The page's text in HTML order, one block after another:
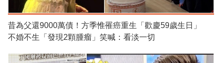
昔為父還9000萬債！方季惟罹癌重生「歡慶59歲生日」
不婚不生「發現2顆腫瘤」笑喊：看淡一切